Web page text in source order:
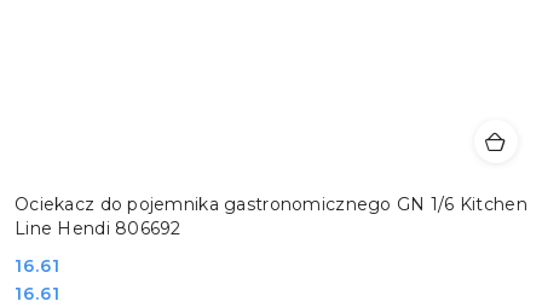
Ociekacz do pojemnika gastronomicznego GN 1/6 Kitchen
Line Hendi 806692
Cena:
16.61
Cena:
16.61